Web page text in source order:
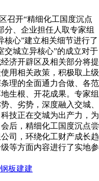
开“精细化工国度沉点
分、企业担任人取专家组
核心”建立相关细节进行了
交城立异核心”的成立对于
济开辟区及相关部分将提
用相关政策，积极取上级
理的全面通力合做、各范
生根、开花成果。专家组
、劣势，深度融入交城、
技正在交城为出产力，为
后，精细化工国度沉点尝
司，环绕化工财产成长趋
等方面内容进行了实地参
板建建